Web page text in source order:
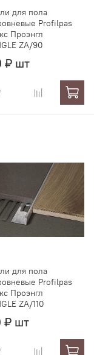
для пола
Profilpas
Проэнгл
ZA/90
₽ шт
для пола
Profilpas
Проэнгл
ZA/110
₽ шт